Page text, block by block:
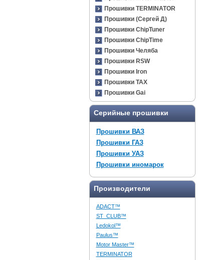
Прошивки TERMINATOR
Прошивки (Сергей Д)
Прошивки ChipTuner
Прошивки ChipTime
Прошивки Челяба
Прошивки RSW
Прошивки Iron
Прошивки TAX
Прошивки Gai
Серийные прошивки
Прошивки ВАЗ
Прошивки ГАЗ
Прошивки УАЗ
Прошивки иномарок
Производители
ADACT™
ST_CLUB™
Ledokol™
Paulus™
Motor Master™
TERMINATOR